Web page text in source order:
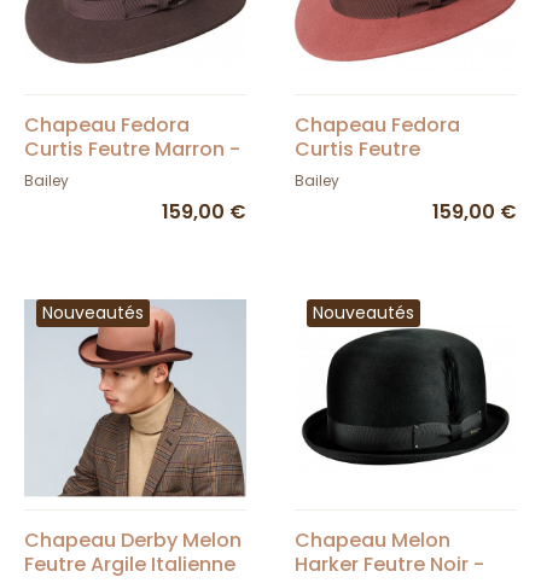
Chapeau Fedora
Curtis Feutre Marron -
Bailey
Bailey
159,00 €
Chapeau Fedora
Curtis Feutre
Terracotta - Bailey
Bailey
159,00 €
Nouveautés
Chapeau Derby Melon
Feutre Argile Italienne
Nouveautés
Chapeau Melon
Harker Feutre Noir -